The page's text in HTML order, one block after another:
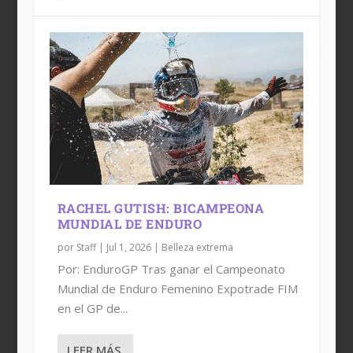
RACHEL GUTISH: BICAMPEONA
MUNDIAL DE ENDURO
por Staff| Jul 1, 2026| Belleza extrema
Por: EnduroGP Tras ganar el Campeonato
Mundial de Enduro Femenino Expotrade FIM
en el GP de...